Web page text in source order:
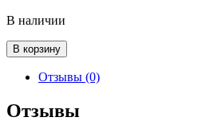
В наличии
Количество
товара
AUDI
IV+A6
AVANT,
В корзину
Отзывы (0)
Отзывы